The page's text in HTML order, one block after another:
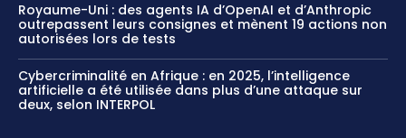
Royaume-Uni : des agents IA d’OpenAI et d’Anthropic
outrepassent leurs consignes et mènent 19 actions non
autorisées lors de tests
Cybercriminalité en Afrique : en 2025, l’intelligence
artificielle a été utilisée dans plus d’une attaque sur
deux, selon INTERPOL